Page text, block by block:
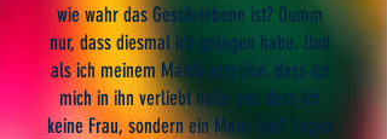
wie wahr das Geschriebene ist? Dumm
nur, dass diesmal ich gelogen habe. Und
als ich meinem Match schreibe, dass ich
mich in ihn verliebt habe und dass ich
keine Frau, sondern ein Mann bin? Sagen